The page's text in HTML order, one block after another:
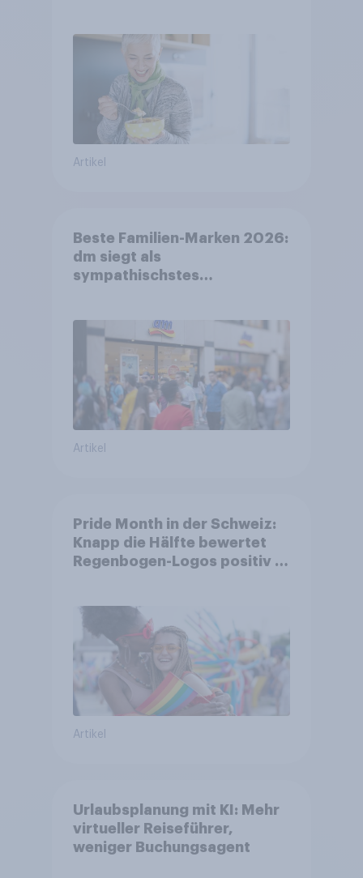
Artikel
Beste Familien-Marken 2026:
dm siegt als
sympathischstes
Artikel
Pride Month in der Schweiz:
Knapp die Hälfte bewertet
Regenbogen-Logos positiv –
Artikel
Urlaubsplanung mit KI: Mehr
virtueller Reiseführer,
weniger Buchungsagent